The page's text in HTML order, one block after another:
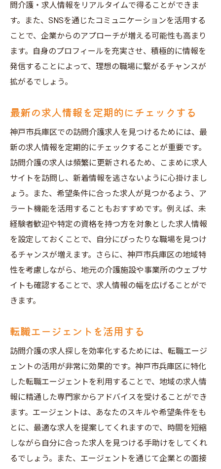
問介護・求人情報をリアルタイムで得ることができま
す。また、SNSを通じたコミュニケーションを活用する
ことで、企業からのアプローチが増える可能性も高まり
ます。自身のプロフィールを充実させ、積極的に情報を
発信することによって、理想の職場に繋がるチャンスが
拡がるでしょう。
最新の求人情報を定期的にチェックする
神戸市兵庫区での訪問介護求人を見つけるためには、最
新の求人情報を定期的にチェックすることが重要です。
訪問介護の求人は頻繁に更新されるため、こまめに求人
サイトを訪問し、新着情報を逃さないように心掛けまし
ょう。また、希望条件に合った求人が見つかるよう、ア
ラート機能を活用することもおすすめです。例えば、未
経験者歓迎や特定の資格を持つ方を対象とした求人情報
を設定しておくことで、自分にぴったりな職場を見つけ
るチャンスが増えます。さらに、神戸市兵庫区の地域特
性を考慮しながら、地元の介護施設や事業所のウェブサ
イトも確認することで、求人情報の幅を広げることがで
きます。
転職エージェントを活用する
訪問介護の求人探しを効率化するためには、転職エージ
ェントの活用が非常に効果的です。神戸市兵庫区に特化
した転職エージェントを利用することで、地域の求人情
報に精通した専門家からアドバイスを受けることができ
ます。エージェントは、あなたのスキルや希望条件をも
とに、最適な求人を提案してくれますので、時間を短縮
しながら自分に合った求人を見つける手助けをしてくれ
るでしょう。また、エージェントを通じて企業との面接